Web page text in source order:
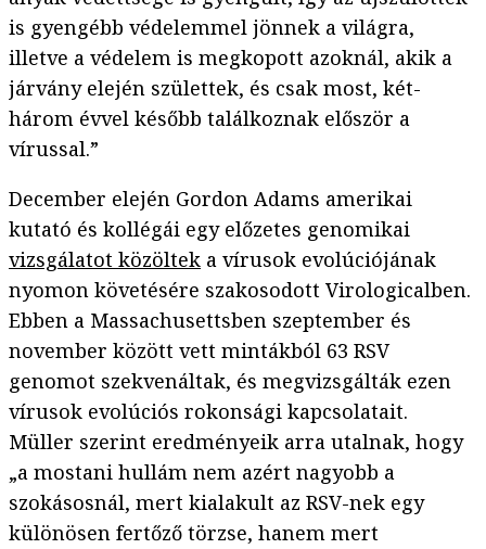
is gyengébb védelemmel jönnek a világra,
illetve a védelem is megkopott azoknál, akik a
járvány elején születtek, és csak most, két-
három évvel később találkoznak először a
vírussal.”
December elején Gordon Adams amerikai
kutató és kollégái egy előzetes genomikai
vizsgálatot közöltek a vírusok evolúciójának
nyomon követésére szakosodott Virologicalben.
Ebben a Massachusettsben szeptember és
november között vett mintákból 63 RSV
genomot szekvenáltak, és megvizsgálták ezen
vírusok evolúciós rokonsági kapcsolatait.
Müller szerint eredményeik arra utalnak, hogy
„a mostani hullám nem azért nagyobb a
szokásosnál, mert kialakult az RSV-nek egy
különösen fertőző törzse, hanem mert